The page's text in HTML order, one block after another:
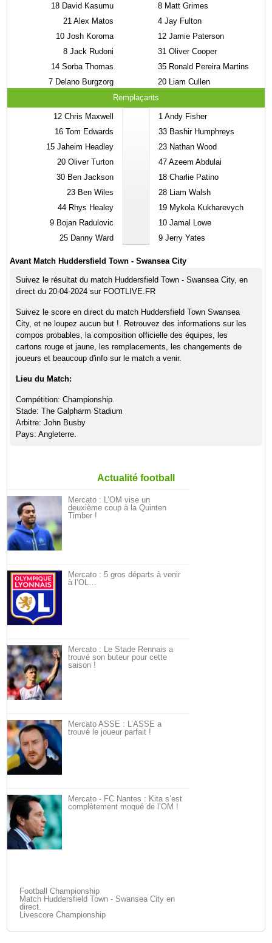
18 David Kasumu
21 Alex Matos
10 Josh Koroma
8 Jack Rudoni
14 Sorba Thomas
7 Delano Burgzorg
8 Matt Grimes
4 Jay Fulton
12 Jamie Paterson
31 Oliver Cooper
35 Ronald Pereira Martins
20 Liam Cullen
Remplaçants
12 Chris Maxwell
16 Tom Edwards
15 Jaheim Headley
20 Oliver Turton
30 Ben Jackson
23 Ben Wiles
44 Rhys Healey
9 Bojan Radulovic
25 Danny Ward
1 Andy Fisher
33 Bashir Humphreys
23 Nathan Wood
47 Azeem Abdulai
18 Charlie Patino
28 Liam Walsh
19 Mykola Kukharevych
10 Jamal Lowe
9 Jerry Yates
Avant Match Huddersfield Town - Swansea City
Suivez le résultat du match Huddersfield Town - Swansea City, en
direct du 20-04-2024 sur FOOTLIVE.FR
Suivez le score en direct du match Huddersfield Town Swansea
City, et ne loupez aucun but !. Retrouvez des informations sur les
compos probables, la composition officielle des équipes, les
cartons rouge et jaune, les remplacements, les changements de
joueurs et beaucoup d'info sur le match a venir.
Lieu du Match:
Compétition: Championship.
Stade: The Galpharm Stadium
Arbitre: John Busby
Pays: Angleterre.
Actualité football
Mercato : L’OM vise un
deuxième coup à la Quinten
Timber !
Mercato : 5 gros départs à venir
à l’OL…
Mercato : Le Stade Rennais a
trouvé son buteur pour cette
saison !
Mercato ASSE : L’ASSE a
trouvé le joueur parfait !
Mercato - FC Nantes : Kita s’est
complètement moqué de l’OM !
Football Championship
Match Huddersfield Town - Swansea City en
direct.
Livescore Championship